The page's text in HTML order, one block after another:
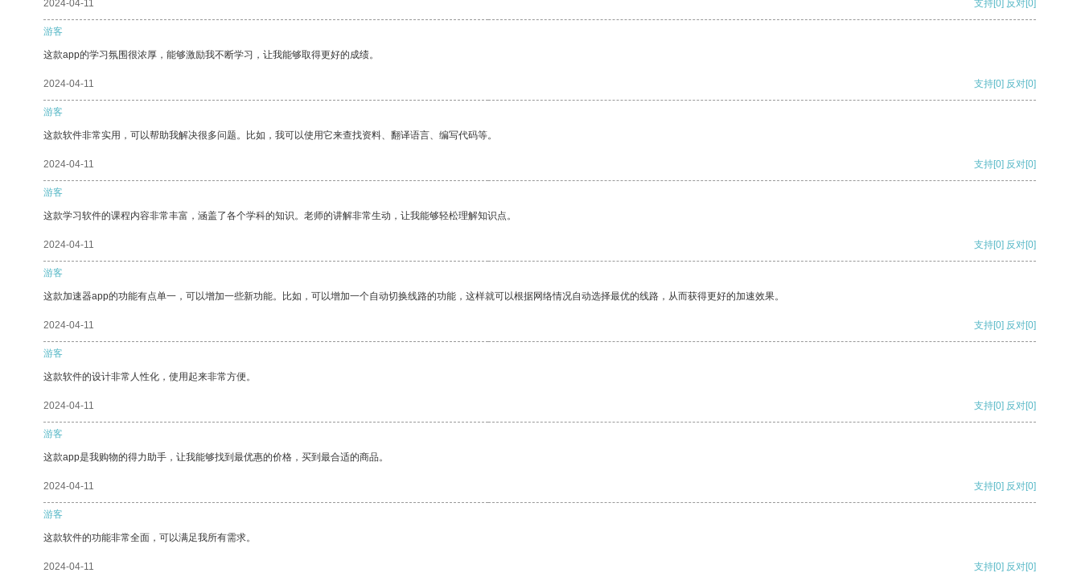
2024-04-11 支持[0] 反对[0]
游客
这款app的学习氛围很浓厚，能够激励我不断学习，让我能够取得更好的成绩。
2024-04-11 支持[0] 反对[0]
游客
这款软件非常实用，可以帮助我解决很多问题。比如，我可以使用它来查找资料、翻译语言、编写代码等。
2024-04-11 支持[0] 反对[0]
游客
这款学习软件的课程内容非常丰富，涵盖了各个学科的知识。老师的讲解非常生动，让我能够轻松理解知识点。
2024-04-11 支持[0] 反对[0]
游客
这款加速器app的功能有点单一，可以增加一些新功能。比如，可以增加一个自动切换线路的功能，这样就可以根据网络情况自动选择最优的线路，从而获得更好的加速效果。
2024-04-11 支持[0] 反对[0]
游客
这款软件的设计非常人性化，使用起来非常方便。
2024-04-11 支持[0] 反对[0]
游客
这款app是我购物的得力助手，让我能够找到最优惠的价格，买到最合适的商品。
2024-04-11 支持[0] 反对[0]
游客
这款软件的功能非常全面，可以满足我所有需求。
2024-04-11 支持[0] 反对[0]